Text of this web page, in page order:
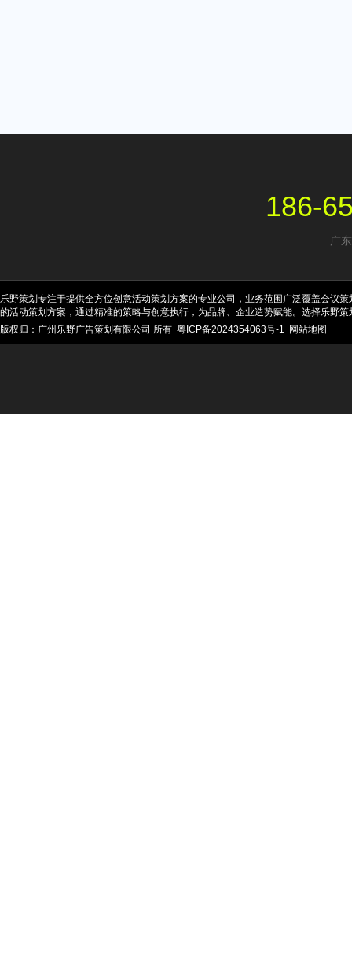
186-
广
乐野策划专注于提供全方位创意活动策划方案的专业公司，业务范围广泛覆盖会议
的活动策划方案，通过精准的策略与创意执行，为品牌、企业造势赋能。选择乐野
版权归：广州乐野广告策划有限公司 所有 粤ICP备2024354063号-1 网站地图